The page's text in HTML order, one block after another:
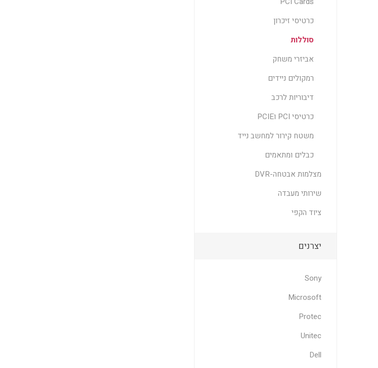
כרטיסי זיכרון
סוללות
אביזרי משחק
רמקולים ניידים
דיבוריות לרכב
כרטיסי PCI וPCIE
משטח קירור למחשב נייד
כבלים ומתאמים
מצלמות אבטחה-DVR
שירותי מעבדה
ציוד הקפי
יצרנים
Sony
Microsoft
Protec
Unitec
Dell